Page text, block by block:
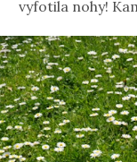
vyfotila nohy!